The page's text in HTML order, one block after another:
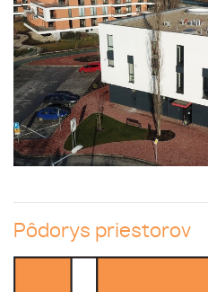
Pôdorys priestorov